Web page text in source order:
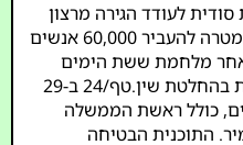
סודית לעודד הגירה מרצון
של פלסטינים מעזה לפרגוואי, במטרה להעביר 60,000 אנשים
מלחמת ששת הימים
ב-1967. התוכנית אושרה רשמית בהחלטת שין.טף/24 ב-29
כולל ראשת הממשלה
התוכנית הבטיחה